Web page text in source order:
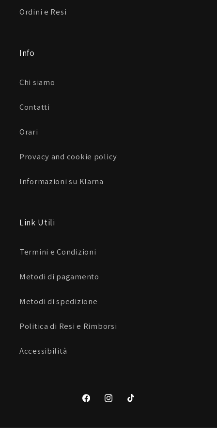
Ordini e Resi
Info
Chi siamo
Contatti
Orari
Provacy and cookie policy
Informazioni su Klarna
Link Utili
Termini e Condizioni
Metodi di pagamento
Metodi di spedizione
Politica di Resi e Rimborsi
Accessibilità
FacebookInstagramTikTok